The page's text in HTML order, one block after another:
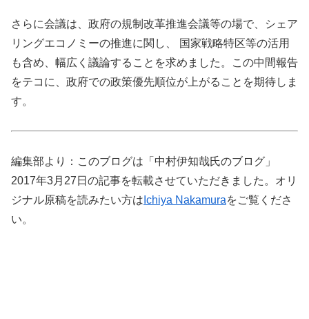
さらに会議は、政府の規制改⾰推進会議等の場で、シェア
リングエコノミーの推進に関し、 国家戦略特区等の活⽤
も含め、幅広く議論することを求めました。この中間報告
をテコに、政府での政策優先順位が上がることを期待しま
す。
編集部より：このブログは「中村伊知哉氏のブログ」
2017年3月27日の記事を転載させていただきました。オリ
ジナル原稿を読みたい方は Ichiya Nakamuraをご覧くださ
い。